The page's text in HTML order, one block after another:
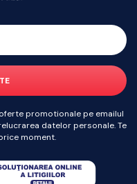
promotionale pe emailul
datelor personale. Te
moment.